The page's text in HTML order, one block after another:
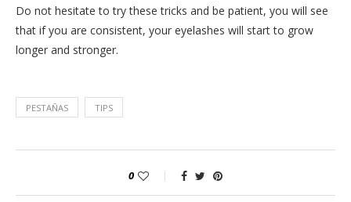
Do not hesitate to try these tricks and be patient, you will see
that if you are consistent, your eyelashes will start to grow
longer and stronger.
PESTAÑAS TIPS
0